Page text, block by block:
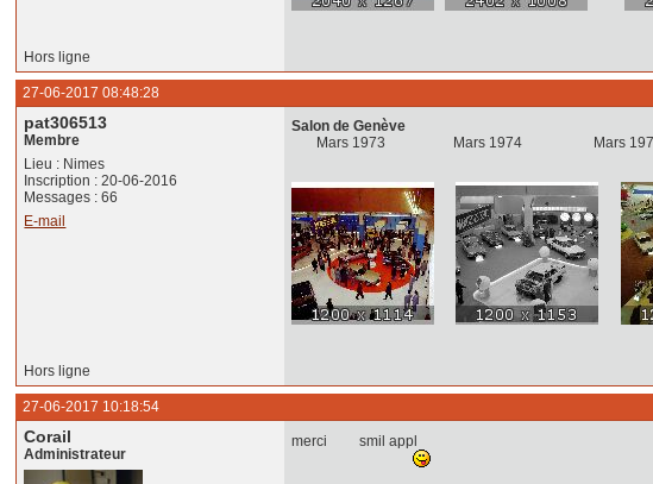
Hors ligne
27-06-2017 08:48:28
pat306513
Membre
Lieu : Nimes
Inscription : 20-06-2016
Messages : 66
E-mail
Salon de Genève
Mars 1973 Mars 1974
Hors ligne
27-06-2017 10:18:54
Corail
Administrateur
merci smil appl